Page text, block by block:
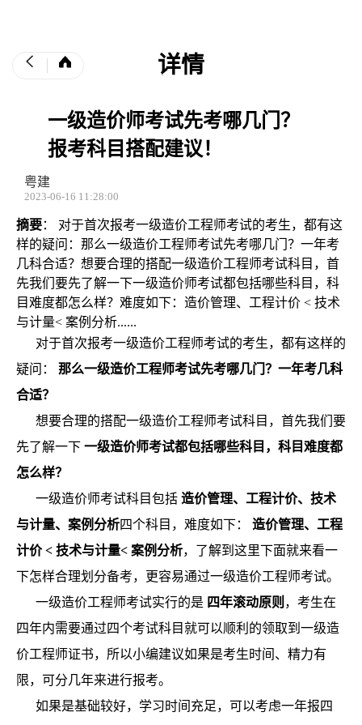
详情
一级造价师考试先考哪几门？
报考科目搭配建议！
粤建
2023-06-16 11:28:00
摘要： 对于首次报考一级造价工程师考试的考生，都有这
样的疑问：那么一级造价工程师考试先考哪几门？一年考
几科合适？想要合理的搭配一级造价工程师考试科目，首
先我们要先了解一下一级造价师考试都包括哪些科目，科
目难度都怎么样？难度如下：造价管理、工程计价 < 技术
与计量< 案例分析......
对于首次报考一级造价工程师考试的考生，都有这样的
疑问： 那么一级造价工程师考试先考哪几门？一年考几科
合适？
想要合理的搭配一级造价工程师考试科目，首先我们要
先了解一下 一级造价师考试都包括哪些科目，科目难度都
怎么样？
一级造价师考试科目包括 造价管理、工程计价、技术
与计量、案例分析四个科目，难度如下： 造价管理、工程
计价 < 技术与计量< 案例分析，了解到这里下面就来看一
下怎样合理划分备考，更容易通过一级造价工程师考试。
一级造价工程师考试实行的是 四年滚动原则 ，考生在
四年内需要通过四个考试科目就可以顺利的领取到一级造
价工程师证书，所以小编建议如果是考生时间、精力有
限，可分几年来进行报考。
如果是基础较好，学习时间充足，可以考虑一年报四